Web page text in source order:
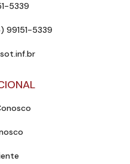
5339
99151-5339